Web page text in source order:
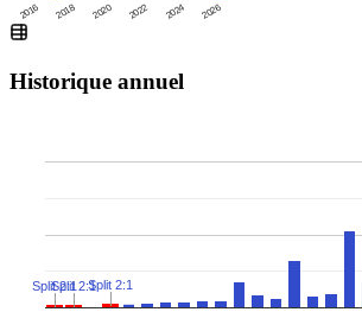
2016 2018 2020 2022 2024 2026
Historique annuel
Split 2:1
Split 2:1Split 2:1